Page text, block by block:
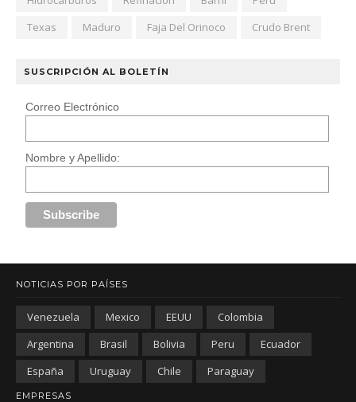
Texas
Maduro Faja Del Orinoco Crudo Brent
SUSCRIPCIÓN AL BOLETÍN
Correo Electrónico
Nombre y Apellido:
NOTICIAS POR PAÍSES
Venezuela Mexico EEUU
Colombia
Argentina
Brasil Bolivia Peru
Ecuador
España
Uruguay Chile Paraguay
EMPRESAS